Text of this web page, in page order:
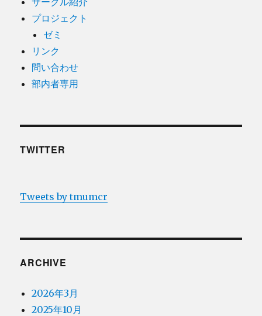
プロジェクト
ゼミ
リンク
問い合わせ
部内者専用
TWITTER
Tweets by tmumcr
ARCHIVE
2026年3月
2025年10月